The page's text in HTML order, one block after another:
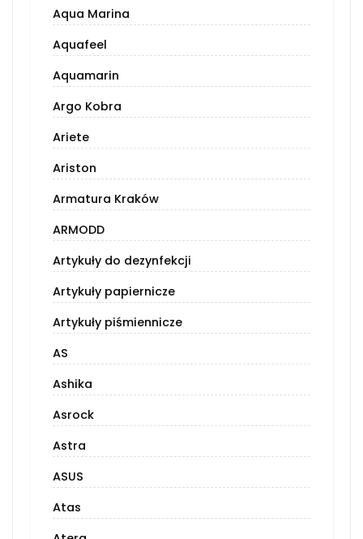
Aqua Marina
Aquafeel
Aquamarin
Argo Kobra
Ariete
Ariston
Armatura Kraków
ARMODD
Artykuły do dezynfekcji
Artykuły papiernicze
Artykuły piśmiennicze
AS
Ashika
Asrock
Astra
ASUS
Atas